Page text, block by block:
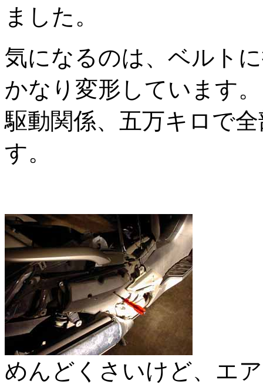
ました。
気になるのは、ベルト
かなり変形しています。
駆動関係、五万キロで
す。
めんどくさいけど、エ